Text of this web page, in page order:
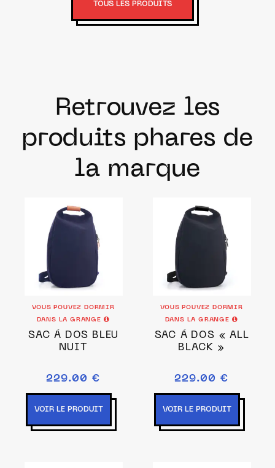
TOUS LES PRODUITS
Retrouvez les
produits phares de
la marque
VOUS POUVEZ DORMIR
DANS LA GRANGE
SAC À DOS BLEU
NUIT
229.00 €
VOIR LE PRODUIT
VOUS POUVEZ DORMIR
DANS LA GRANGE
SAC À DOS « ALL
BLACK »
229.00 €
VOIR LE PRODUIT